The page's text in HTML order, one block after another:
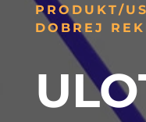
PRODUKT/
DOBREJ